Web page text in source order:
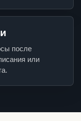
после
или